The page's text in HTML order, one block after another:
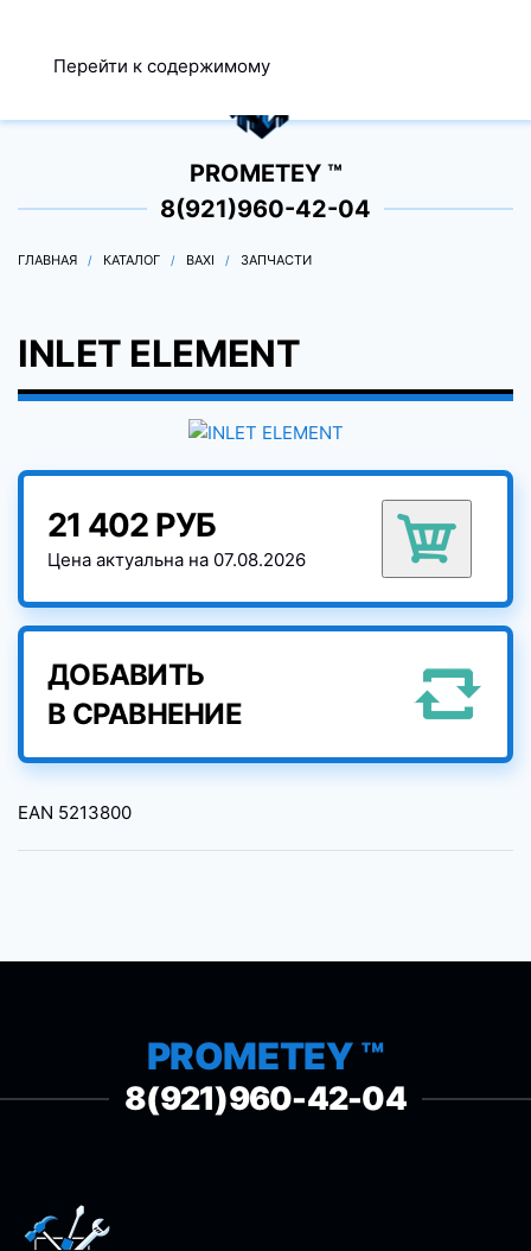
Перейти к содержимому
0
PROMETEY ™
8(921)960-42-04
ГЛАВНАЯ КАТАЛОГ BAXI ЗАПЧАСТИ
INLET ELEMENT
21 402 РУБ
Цена актуальна на 07.08.2026
ДОБАВИТЬ
В СРАВНЕНИЕ
EAN 5213800
PROMETEY ™
8(921)960-42-04